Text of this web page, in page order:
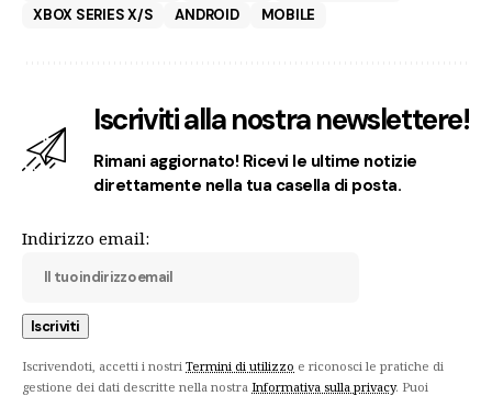
XBOX SERIES X/S
ANDROID MOBILE
Iscriviti alla nostra newslettere!
Rimani aggiornato! Ricevi le ultime notizie
direttamente nella tua casella di posta.
Indirizzo email:
Iscrivendoti, accetti i nostri Termini di utilizzo e riconosci le pratiche di
gestione dei dati descritte nella nostra Informativa sulla privacy. Puoi